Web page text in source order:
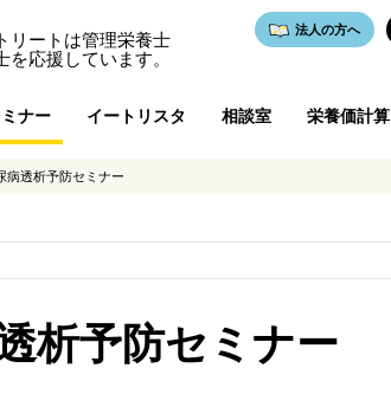
リートは管理栄養士
を応援しています。
法人の方へ
ナー イートリスタ 相談室 栄養価計算
病透析予防セミナー
析予防セミナー